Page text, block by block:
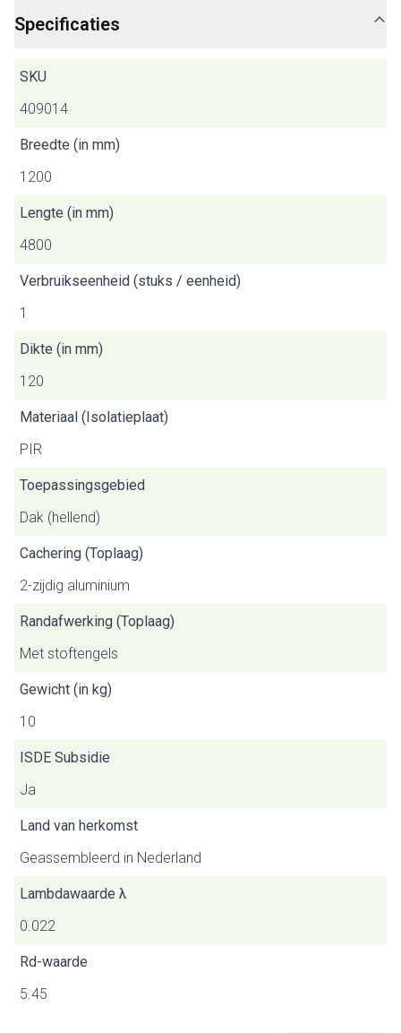
Specificaties
SKU
409014
Breedte (in mm)
1200
Lengte (in mm)
4800
Verbruikseenheid (stuks / eenheid)
1
Dikte (in mm)
120
Materiaal (Isolatieplaat)
PIR
Toepassingsgebied
Dak (hellend)
Cachering (Toplaag)
2-zijdig aluminium
Randafwerking (Toplaag)
Met stoftengels
Gewicht (in kg)
10
ISDE Subsidie
Ja
Land van herkomst
Geassembleerd in Nederland
Lambdawaarde λ
0.022
Rd-waarde
5.45